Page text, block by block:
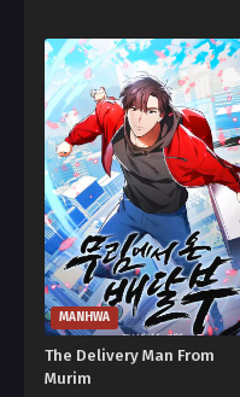
MANHWA
The Delivery Man From
Murim